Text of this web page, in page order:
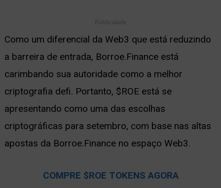
Publicidade
Como um diferencial da Web3 que está reduzindo
a barreira de entrada, Borroe.Finance está
carimbando sua autoridade como a melhor
criptografia defi. Portanto, $ROE está se
apresentando como uma das escolhas
criptográficas para setembro, com base nas altas
apostas da Borroe.Finance no espaço Web3.
COMPRE $ROE TOKENS AGORA